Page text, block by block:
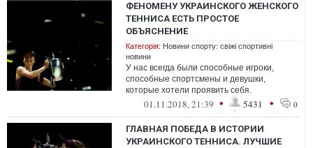
ФЕНОМЕНУ УКРАИНСКОГО ЖЕНСКОГО
ТЕННИСА ЕСТЬ ПРОСТОЕ
ОБЪЯСНЕНИЕ
Категорія: Новини спорту: свіжі спортивні
новини
У нас всегда были способные игроки,
способные спортсмены и девушки,
которые хотели проявить себя.
01.11.2018, 21:39 • 5431 • 0
ГЛАВНАЯ ПОБЕДА В ИСТОРИИ
УКРАИНСКОГО ТЕННИСА. ЛУЧШИЕ